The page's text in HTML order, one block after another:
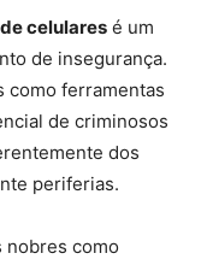
celulares é um
de insegurança.
como ferramentas
de criminosos
dos
periferias.
nobres como